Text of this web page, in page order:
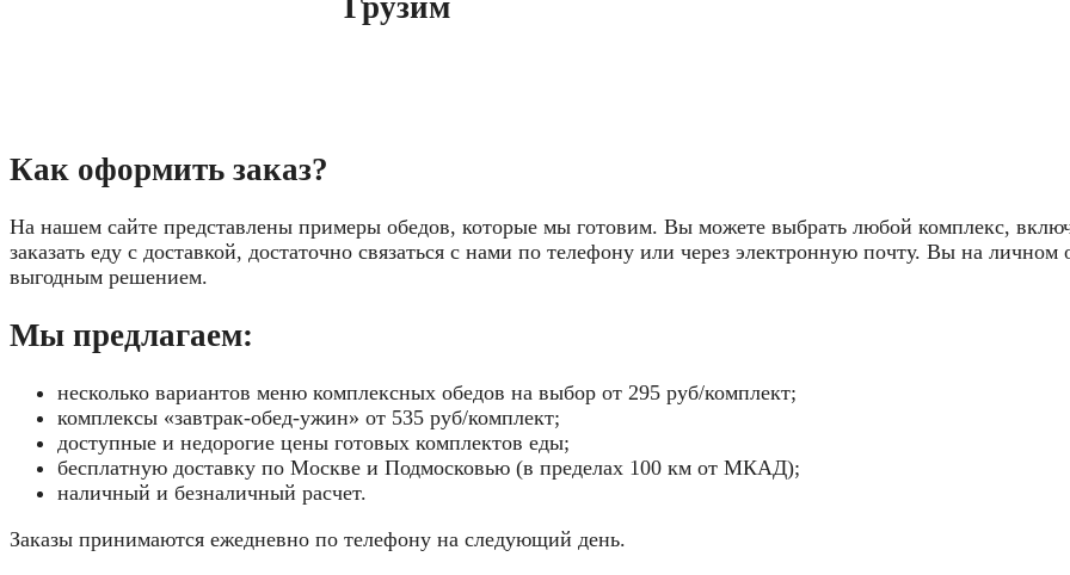
Грузим
Как оформить заказ?
На нашем сайте представлены примеры обедов, которые мы готовим. Вы можете выбрать любой комплекс,
заказать еду с доставкой, достаточно связаться с нами по телефону или через электронную почту. Вы на
выгодным решением.
Мы предлагаем:
несколько вариантов меню комплексных обедов на выбор от 295 руб/комплект;
комплексы «завтрак-обед-ужин» от 535 руб/комплект;
доступные и недорогие цены готовых комплектов еды;
бесплатную доставку по Москве и Подмосковью (в пределах 100 км от МКАД);
наличный и безналичный расчет.
Заказы принимаются ежедневно по телефону на следующий день.